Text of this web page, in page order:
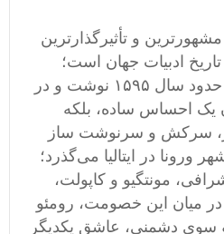
و تأثیرگذارترین
ادبیات جهان است؛
اثری که شکسپیر آن را حدود سال ۱۵۹۵ نوشت و در
یک احساس ساده، بلکه
سرکش و سرنوشت ‌ساز
ورونا در ایتالیا می‌گذرد؛
مونتگیو و کاپولت،
در میان این خصومت، رومئو
سوی دشمنی، عاشق یکدیگر